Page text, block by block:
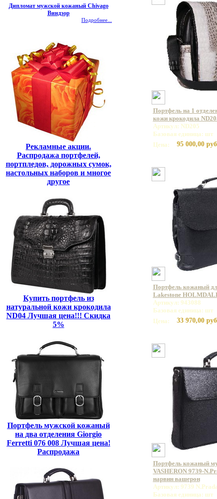
Дипломат мужской кожаный Chivago
Виндзор
Подробнее...
Рекламные акции.
Распродажа портфелей,
портпледов, дорожных сумок,
настольных наборов и многое
другое
Купить портфель из
натуральной кожи крокодила
ND04 Лучшая цена!!! Скидка
5%
Портфель мужской кожаный
на два отделения Giorgio
Ferretti 076 008 Лучшая цена!
Распродажа
Портфель на 1
кожи крокодила
Артикул: ND205
Базовая единица: шт
Цена:
95 000,00
Портфель кожаный
Lakestone
Артикул: 943088
Базовая единица: шт
Цена:
33 970,00
Портфель кожаный
VASHERON 9739-
нарвин вашерон
Артикул: 9739
Базовая единица: шт